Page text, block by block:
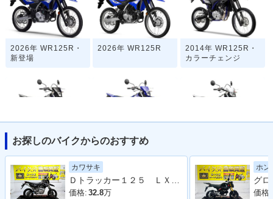
2026年 WR125R・
新登場
2026年 WR125R
2014年 WR125R・
カラーチェンジ
カラーチェンジ
お探しのバイクからのおすすめ
カワサキ
価格: 32.8万
ホン
価格: